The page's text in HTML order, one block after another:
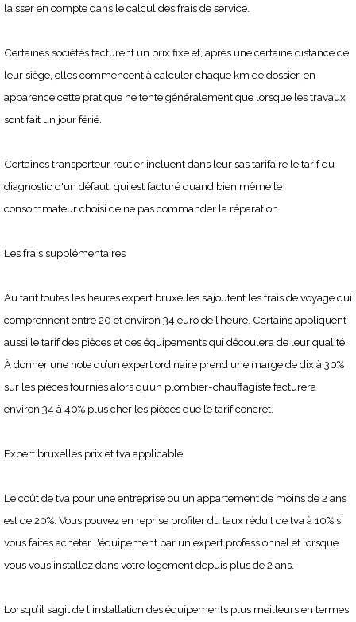
laisser en compte dans le calcul des frais de service.
Certaines sociétés facturent un prix fixe et, après une certaine distance de
leur siège, elles commencent à calculer chaque km de dossier, en
apparence cette pratique ne tente généralement que lorsque les travaux
sont fait un jour férié.
Certaines transporteur routier incluent dans leur sas tarifaire le tarif du
diagnostic d'un défaut, qui est facturé quand bien même le
consommateur choisi de ne pas commander la réparation.
Les frais supplémentaires
Au tarif toutes les heures expert bruxelles s’ajoutent les frais de voyage qui
comprennent entre 20 et environ 34 euro de l’heure. Certains appliquent
aussi le tarif des pièces et des équipements qui découlera de leur qualité.
À donner une note qu’un expert ordinaire prend une marge de dix à 30%
sur les pièces fournies alors qu’un plombier-chauffagiste facturera
environ 34 à 40% plus cher les pièces que le tarif concret.
Expert bruxelles prix et tva applicable
Le coût de tva pour une entreprise ou un appartement de moins de 2 ans
est de 20%. Vous pouvez en reprise profiter du taux réduit de tva à 10% si
vous faites acheter l'équipement par un expert professionnel et lorsque
vous vous installez dans votre logement depuis plus de 2 ans.
Lorsqu’il s’agit de l'installation des équipements plus meilleurs en termes